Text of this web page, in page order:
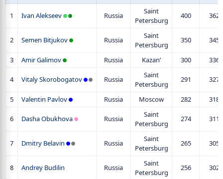
1 Ivan Alekseev Russia
Saint
Petersburg
400 362
2 Semen Bitjukov Russia
Saint
Petersburg
350 345
3 Amir Galimov Russia Kazan’ 300 336
4 Vitaly Skorobogatov Russia
Saint
Petersburg
291 327
5 Valentin Pavlov Russia Moscow 282 318
6 Dasha Obukhova Russia
Saint
Petersburg
274 311
7 Dmitry Belavin Russia
Saint
Petersburg
265 305
8 Andrey Budilin Russia
Saint
Petersburg
256 302